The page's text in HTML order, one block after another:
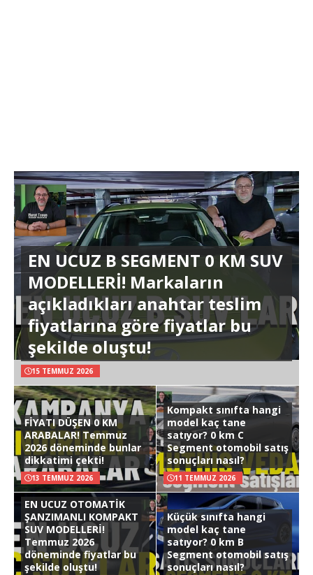
EN UCUZ B SEGMENT 0 KM SUV
MODELLERİ! Markaların
açıkladıkları anahtar teslim
fiyatlarına göre fiyatlar bu
şekilde oluştu!
15 TEMMUZ 2026
FİYATI DÜŞEN 0 KM
ARABALAR! Temmuz
2026 döneminde bunlar
dikkatimi çekti!
13 TEMMUZ 2026
Kompakt sınıfta hangi
model kaç tane
satıyor? 0 km C
Segment otomobil satış
sonuçları nasıl?
11 TEMMUZ 2026
EN UCUZ OTOMATİK
ŞANZIMANLI KOMPAKT
SUV MODELLERİ!
Temmuz 2026
döneminde fiyatlar bu
şekilde oluştu!
Küçük sınıfta hangi
model kaç tane
satıyor? 0 km B
Segment otomobil satış
sonuçları nasıl?